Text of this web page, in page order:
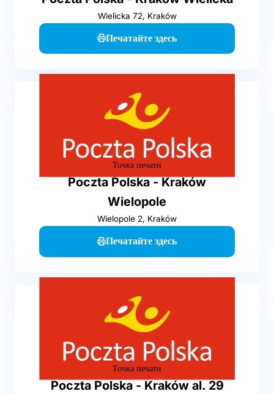
Wielicka 72, Kraków
Печатайте здесь
Точка печати
Poczta Polska - Kraków
Wielopole
Wielopole 2, Kraków
Печатайте здесь
Точка печати
Poczta Polska - Kraków al. 29